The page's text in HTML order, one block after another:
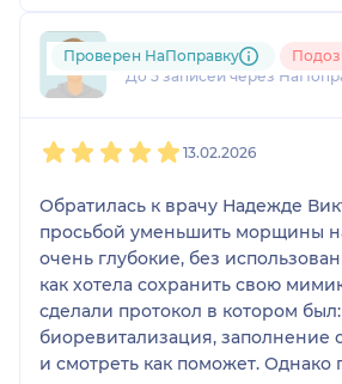
+7xxxxxxxx89
До 5 записей через
Проверен НаПоправку
13.02.2026
Обратилась к врачу Надежде
просьбой уменьшить морщины
очень глубокие, без
как хотела сохранить свою
сделали протокол в котором был: RF-лифтинг,
биоревитализация, заполнение
и смотреть как поможет. Однако